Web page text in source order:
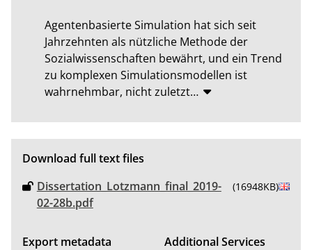
Agentenbasierte Simulation hat sich seit
Jahrzehnten als nützliche Methode der
Sozialwissenschaften bewährt, und ein Trend
zu komplexen Simulationsmodellen ist
wahrnehmbar, nicht zuletzt…
Download full text files
Dissertation_Lotzmann_final_2019-
02-28b.pdf
(16948KB)
Export metadata Additional Services